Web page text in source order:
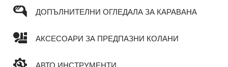
ДОПЪЛНИТЕЛНИ ОГЛЕДАЛА ЗА КАРАВАНА
АКСЕСОАРИ ЗА ПРЕДПАЗНИ КОЛАНИ
АВТО ИНСТРУМЕНТИ